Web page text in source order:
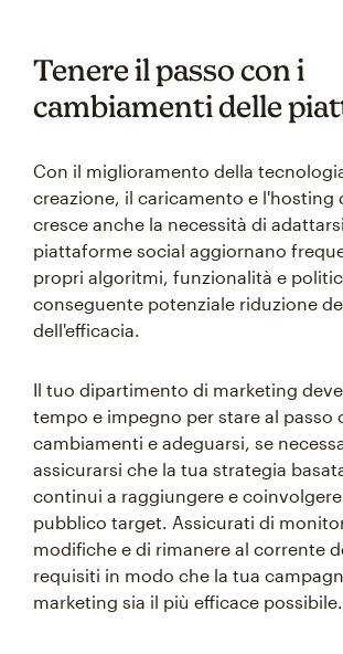
Tenere il passo con i
cambiamenti delle
Con il miglioramento della
creazione, il caricamento e l'hosting
cresce anche la necessità di
piattaforme social aggiornano
propri algoritmi, funzionalità e
conseguente potenziale riduzione
dell'efficacia.
Il tuo dipartimento di marketing
tempo e impegno per stare al passo
cambiamenti e adeguarsi, se
assicurarsi che la tua strategia
continui a raggiungere e
pubblico target. Assicurati di
modifiche e di rimanere al corrente
requisiti in modo che la tua
marketing sia il più efficace possibile.